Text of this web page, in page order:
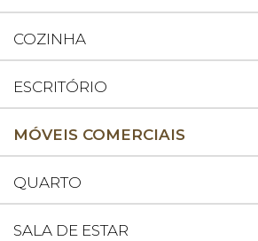
COZINHA
ESCRITÓRIO
MÓVEIS COMERCIAIS
QUARTO
SALA DE ESTAR